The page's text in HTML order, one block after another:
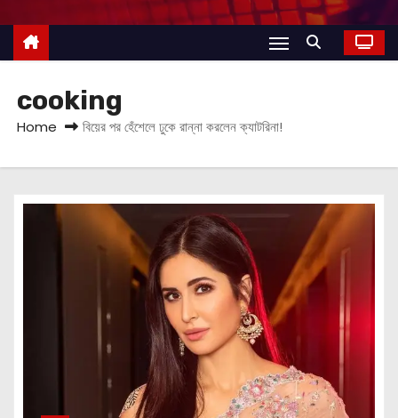
e
cooking
Home বিয়ের পর হেঁশেলে ঢুকে রান্না করলেন ক্যাটরিনা!